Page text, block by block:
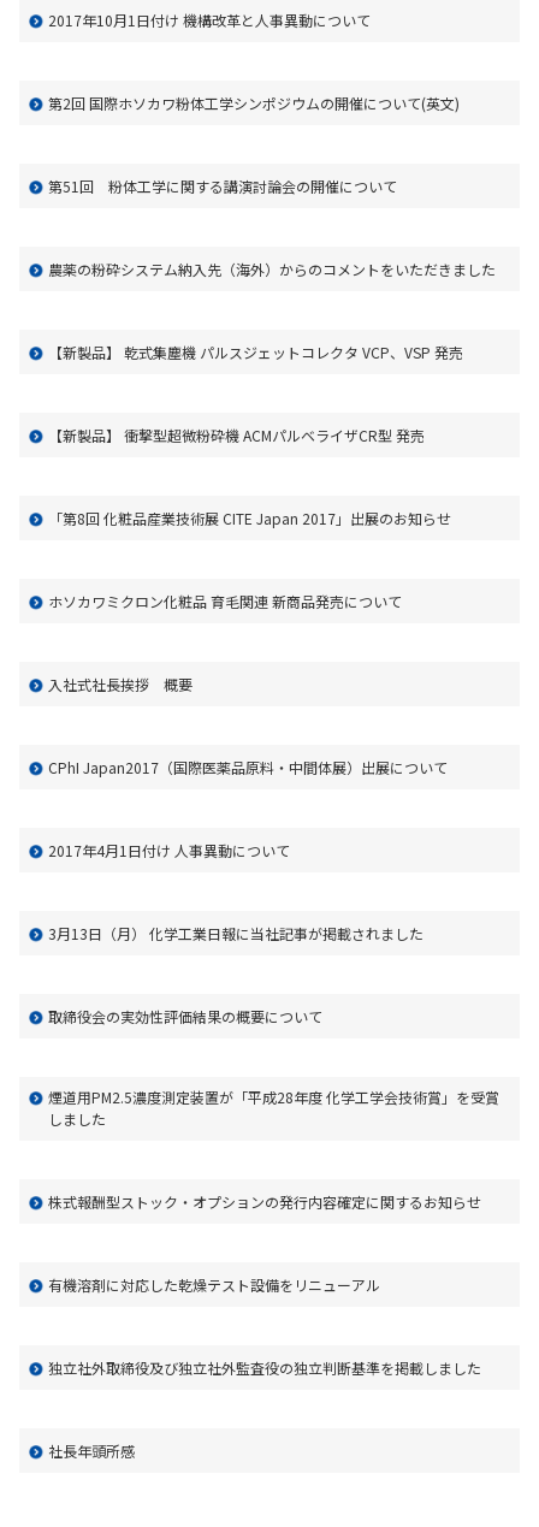
2017年10月1日付け 機構改革と人事異動について
第2回 国際ホソカワ粉体工学シンポジウムの開催について(英文)
第51回 粉体工学に関する講演討論会の開催について
農薬の粉砕システム納入先（海外）からのコメントをいただきました
【新製品】 乾式集塵機 パルスジェットコレクタ VCP、VSP 発売
【新製品】 衝撃型超微粉砕機 ACMパルベライザCR型 発売
「第8回 化粧品産業技術展 CITE Japan 2017」出展のお知らせ
ホソカワミクロン化粧品 育毛関連 新商品発売について
入社式社長挨拶 概要
CPhI Japan2017（国際医薬品原料・中間体展）出展について
2017年4月1日付け 人事異動について
3月13日（月） 化学工業日報に当社記事が掲載されました
取締役会の実効性評価結果の概要について
煙道用PM2.5濃度測定装置が「平成28年度 化学工学会技術賞」を受賞
しました
株式報酬型ストック・オプションの発行内容確定に関するお知らせ
有機溶剤に対応した乾燥テスト設備をリニューアル
独立社外取締役及び独立社外監査役の独立判断基準を掲載しました
社長年頭所感